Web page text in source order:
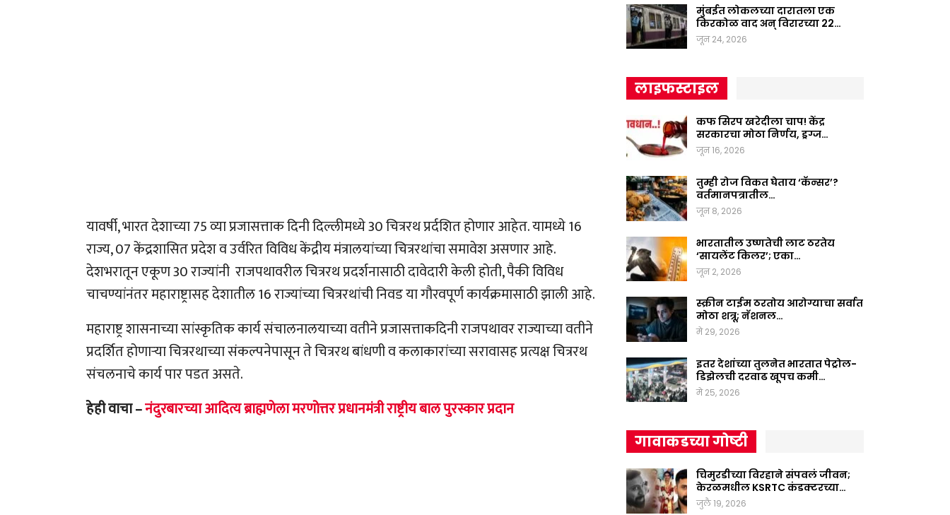
यावर्षी, भारत देशाच्या 75 व्या प्रजासत्ताक दिनी दिल्लीमध्ये 30 चित्ररथ प्रर्दशित होणार आहेत. यामध्ये 16
राज्य, 07 केंद्रशासित प्रदेश व उर्वरित विविध केंद्रीय मंत्रालयांच्या चित्ररथांचा समावेश असणार आहे.
देशभरातून एकूण 30 राज्यांनी राजपथावरील चित्ररथ प्रदर्शनासाठी दावेदारी केली होती, पैकी विविध
चाचण्यांनंतर महाराष्ट्रासह देशातील 16 राज्यांच्या चित्ररथांची निवड या गौरवपूर्ण कार्यक्रमासाठी झाली आहे.
महाराष्ट्र शासनाच्या सांस्कृतिक कार्य संचालनालयाच्या वतीने प्रजासत्ताकदिनी राजपथावर राज्याच्या वतीने
प्रदर्शित होणाऱ्या चित्ररथाच्या संकल्पनेपासून ते चित्ररथ बांधणी व कलाकारांच्या सरावासह प्रत्यक्ष चित्ररथ
संचलनाचे कार्य पार पडत असते.
हेही वाचा –नंदुरबारच्या आदित्य ब्राह्मणेला मरणोत्तर प्रधानमंत्री राष्ट्रीय बाल पुरस्कार प्रदान
मुंबईत लोकलच्या दारातला एक
किरकोळ वाद अन् विरारच्या 22…
जून 24, 2026
लाइफस्टाइल
कफ सिरप खरेदीला चाप! केंद्र
सरकारचा मोठा निर्णय, ड्रग्ज…
जून 16, 2026
तुम्ही रोज विकत घेताय ‘कॅन्सर’?
वर्तमानपत्रातील…
जून 8, 2026
भारतातील उष्णतेची लाट ठरतेय
‘सायलेंट किलर’; एका…
जून 2, 2026
स्क्रीन टाईम ठरतोय आरोग्याचा सर्वात
मोठा शत्रू; नॅशनल…
मे 29, 2026
इतर देशांच्या तुलनेत भारतात पेट्रोल-
डिझेलची दरवाढ खूपच कमी…
मे 25, 2026
गावाकडच्या गोष्टी
चिमुरडीच्या विरहाने संपवलं जीवन;
केरळमधील KSRTC कंडक्टरच्या…
जुलै 19, 2026